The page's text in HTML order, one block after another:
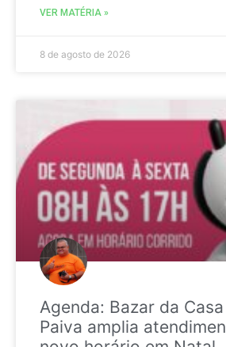
VER MATÉRIA »
8 de agosto de 2026
Agenda: Bazar da
Paiva amplia